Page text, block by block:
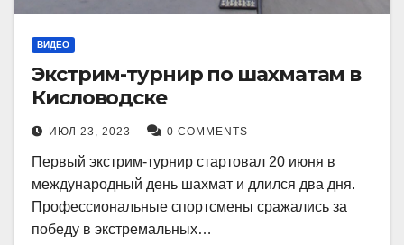
ВИДЕО
Экстрим-турнир по шахматам в
Кисловодске
ИЮЛ 23, 2023 0 COMMENTS
Первый экстрим-турнир стартовал 20 июня в
международный день шахмат и длился два дня.
Профессиональные спортсмены сражались за
победу в экстремальных…